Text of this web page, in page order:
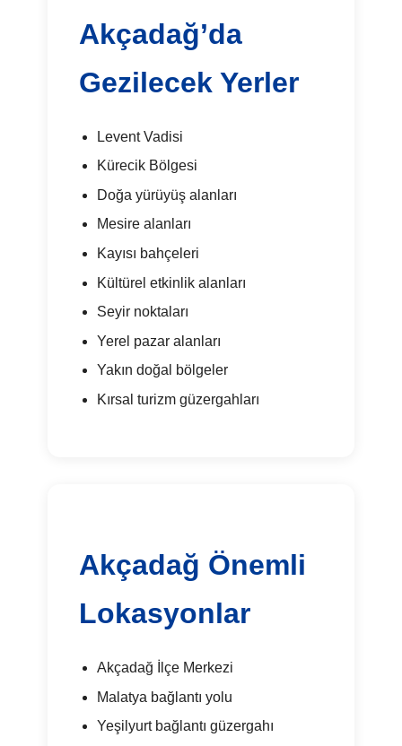
Akçadağ’da
Gezilecek Yerler
Levent Vadisi
Kürecik Bölgesi
Doğa yürüyüş alanları
Mesire alanları
Kayısı bahçeleri
Kültürel etkinlik alanları
Seyir noktaları
Yerel pazar alanları
Yakın doğal bölgeler
Kırsal turizm güzergahları
Akçadağ Önemli
Lokasyonlar
Akçadağ İlçe Merkezi
Malatya bağlantı yolu
Yeşilyurt bağlantı güzergahı